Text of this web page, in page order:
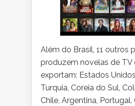
Além do Brasil, 11 outros
produzem novelas de TV
exportam: Estados
Turquia, Coreia do Sul,
Chile, Argentina, Portugal.